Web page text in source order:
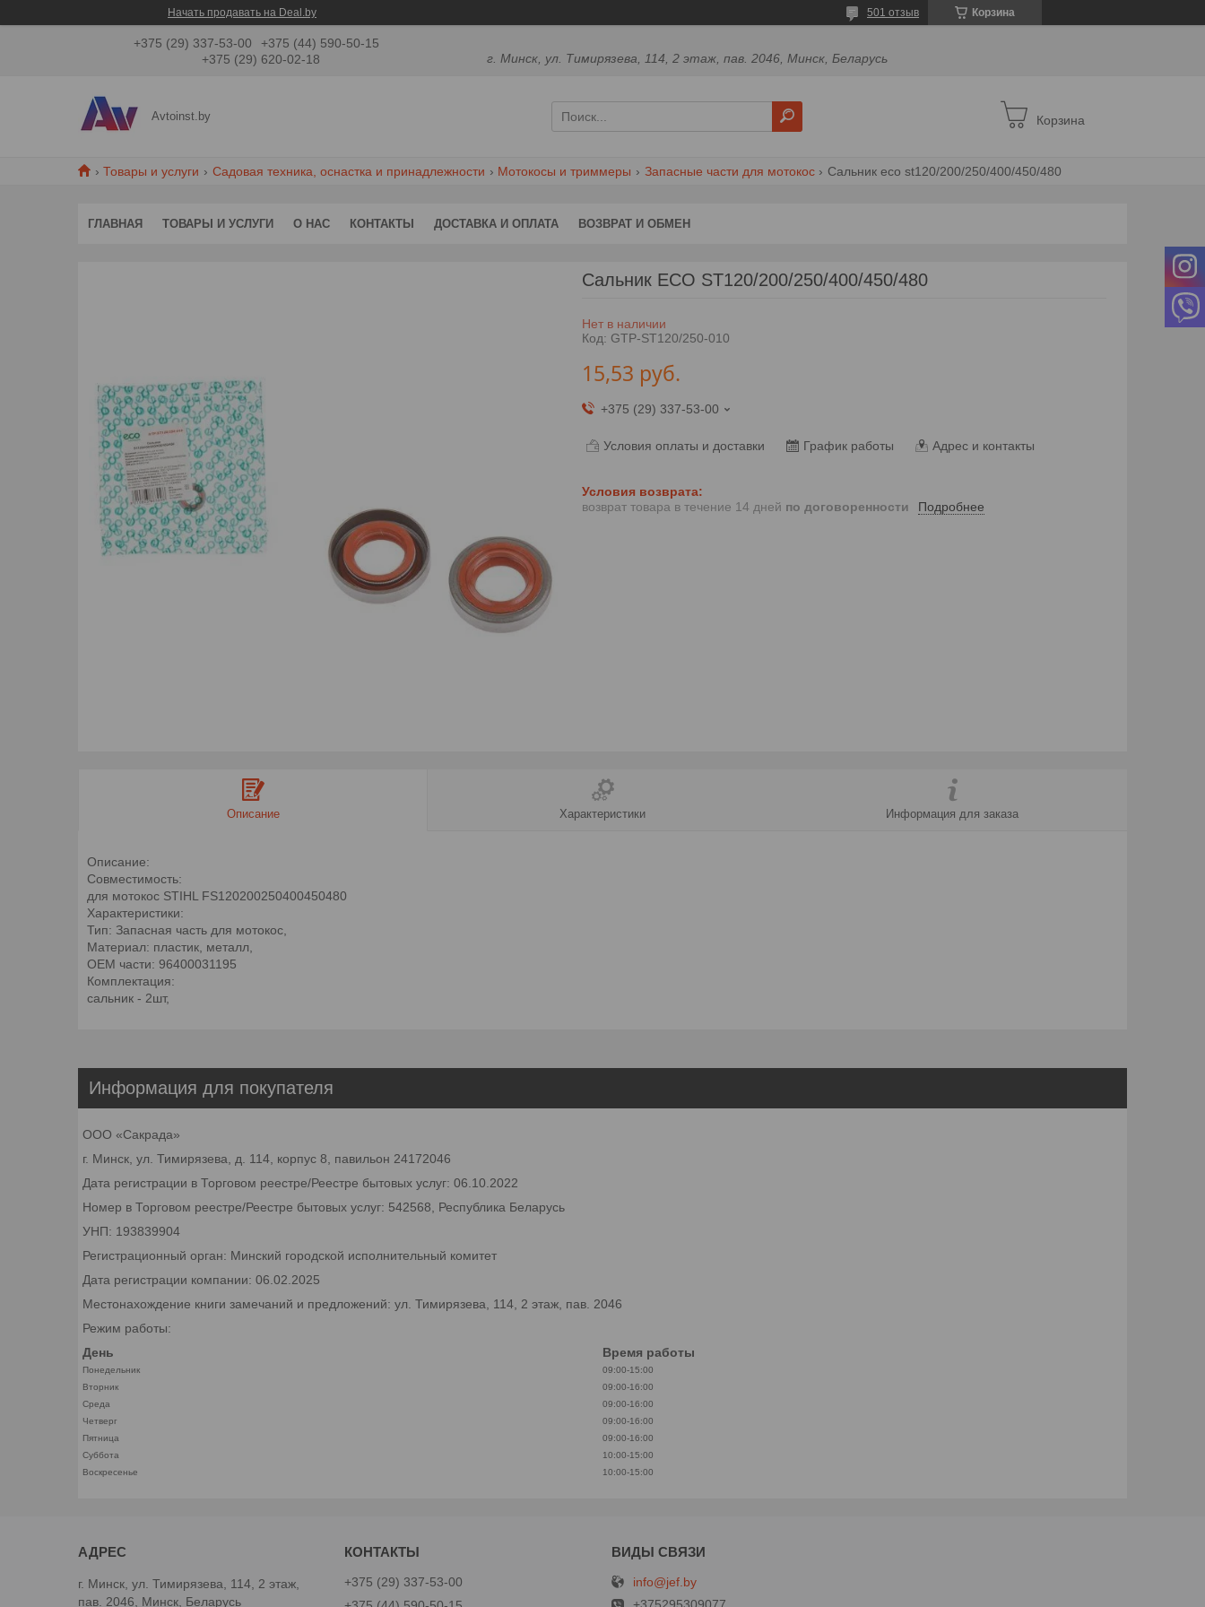
Начать продавать на Deal.by Корзина
501 отзыв
+375 (29) 337-53-00
+375 (44) 590-50-15
+375 (29) 620-02-18
г. Минск, ул. Тимирязева, 114, 2 этаж, пав. 2046, Минск, Беларусь
Avtoinst.by Корзина
Товары и услуги Садовая техника, оснастка и принадлежности Мотокосы и триммеры Запасные части для мотокос Сальник eco st120/200/250/400/450/480
ГЛАВНАЯ ТОВАРЫ И УСЛУГИ О НАС КОНТАКТЫ ДОСТАВКА И ОПЛАТА ВОЗВРАТ И ОБМЕН
Сальник ECO ST120/200/250/400/450/480
Нет в наличии
Код: GTP-ST120/250-010
15,53 руб.
+375 (29) 337-53-00
Условия оплаты и доставки График работы Адрес и контакты
возврат товара в течение 14 дней по договоренности Подробнее
Описание Характеристики Информация для заказа
Описание:
Совместимость:
для мотокос STIHL FS120200250400450480
Характеристики:
Тип: Запасная часть для мотокос,
Материал: пластик, металл,
OEM части: 96400031195
Комплектация:
сальник - 2шт,
Информация для покупателя
ООО «Сакрада»
г. Минск, ул. Тимирязева, д. 114, корпус 8, павильон 24172046
Дата регистрации в Торговом реестре/Реестре бытовых услуг: 06.10.2022
Номер в Торговом реестре/Реестре бытовых услуг: 542568, Республика Беларусь
УНП: 193839904
Регистрационный орган: Минский городской исполнительный комитет
Дата регистрации компании: 06.02.2025
Местонахождение книги замечаний и предложений: ул. Тимирязева, 114, 2 этаж, пав. 2046
Режим работы:
День
Время работы
Понедельник
09:00-15:00
Вторник
09:00-16:00
Среда
09:00-16:00
Четверг
09:00-16:00
Пятница
09:00-16:00
Суббота
10:00-15:00
Воскресенье
10:00-15:00
г. Минск, ул. Тимирязева, 114, 2 этаж,
пав. 2046, Минск, Беларусь
+375 (29) 337-53-00
info@jef.by
+375295309077